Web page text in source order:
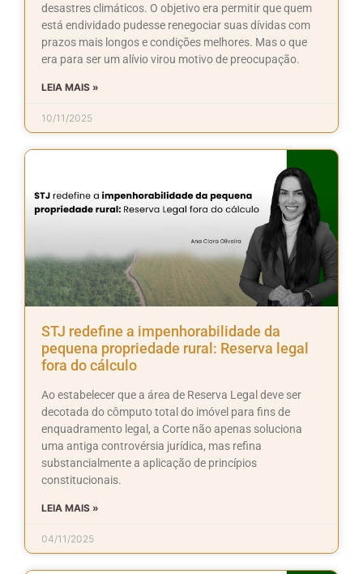
desastres climáticos. O objetivo era permitir que quem
está endividado pudesse renegociar suas dívidas com
prazos mais longos e condições melhores. Mas o que
era para ser um alívio virou motivo de preocupação.
LEIA MAIS »
10/11/2025
STJ redefine a impenhorabilidade da
pequena propriedade rural: Reserva legal
fora do cálculo
Ao estabelecer que a área de Reserva Legal deve ser
decotada do cômputo total do imóvel para fins de
enquadramento legal, a Corte não apenas soluciona
uma antiga controvérsia jurídica, mas refina
substancialmente a aplicação de princípios
constitucionais.
LEIA MAIS »
04/11/2025